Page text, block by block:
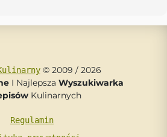
© 2009 / 2026
I Najlepsza Wyszukiwarka
Kulinarnych
Regulamin